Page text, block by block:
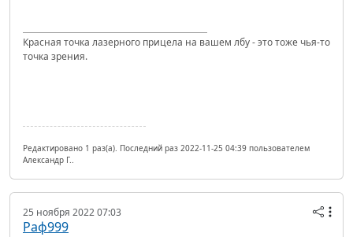
Красная точка лазерного прицела на вашем лбу - это тоже чья-то
точка зрения.
Редактировано 1 раз(а). Последний раз 2022-11-25 04:39 пользователем
Александр Г..
25 ноября 2022 07:03
Раф999